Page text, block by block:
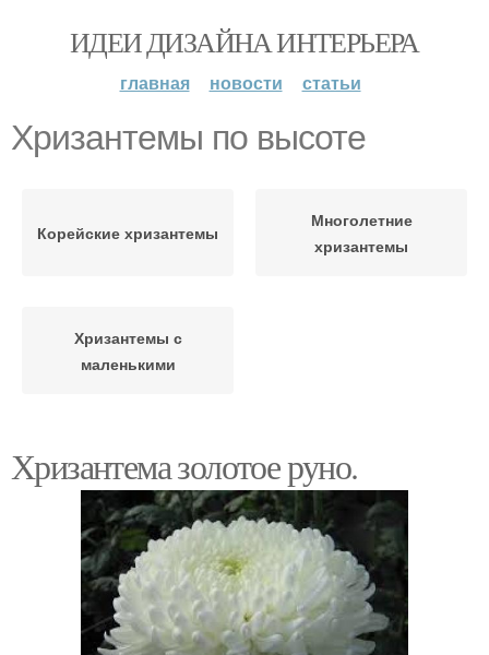
ИДЕИ ДИЗАЙНА ИНТЕРЬЕРА
главная новости статьи
Хризантемы по высоте
Корейские хризантемы
Многолетние
хризантемы
Хризантемы с
маленькими
Хризантема золотое руно.